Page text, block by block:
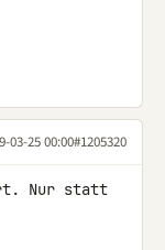
03-25 00:00#1205320
Nur statt